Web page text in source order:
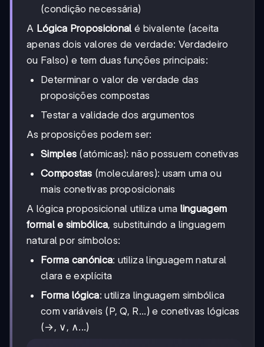
(condição necessária)
A Lógica Proposicional é bivalente (aceita
apenas dois valores de verdade: Verdadeiro
ou Falso) e tem duas funções principais:
Determinar o valor de verdade das
proposições compostas
Testar a validade dos argumentos
As proposições podem ser:
Simples (atómicas): não possuem conetivas
Compostas (moleculares): usam uma ou
mais conetivas proposicionais
A lógica proposicional utiliza uma linguagem
formal e simbólica, substituindo a linguagem
natural por símbolos:
Forma canónica: utiliza linguagem natural
clara e explícita
Forma lógica: utiliza linguagem simbólica
com variáveis (P, Q, R...) e conetivas lógicas
(→, ∨, ∧...)